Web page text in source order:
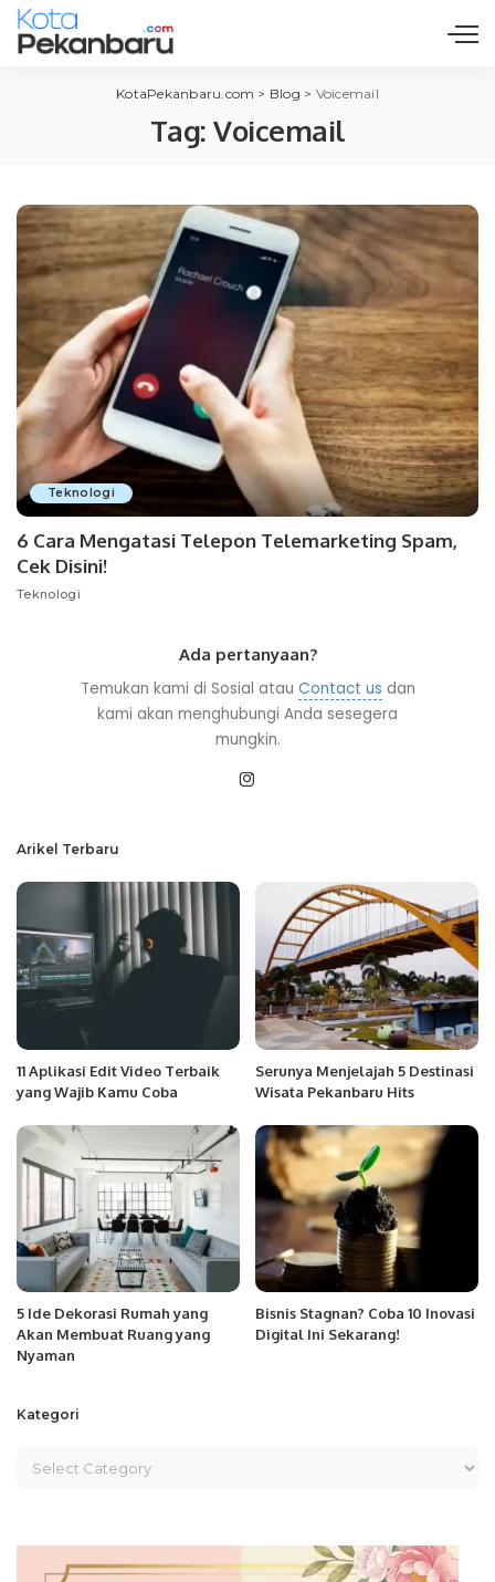
KotaPekanbaru.com > Blog > Voicemail
Tag: Voicemail
Teknologi
6 Cara Mengatasi Telepon Telemarketing Spam,
Cek Disini!
Teknologi
Ada pertanyaan?
Temukan kami di Sosial atau Contact us dan
kami akan menghubungi Anda sesegera
mungkin.
Arikel Terbaru
11 Aplikasi Edit Video Terbaik
yang Wajib Kamu Coba
Serunya Menjelajah 5 Destinasi
Wisata Pekanbaru Hits
5 Ide Dekorasi Rumah yang
Akan Membuat Ruang yang
Nyaman
Bisnis Stagnan? Coba 10 Inovasi
Digital Ini Sekarang!
Kategori